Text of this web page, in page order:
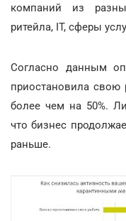
компаний из
ритейла, IT, сферы
Согласно данным
приостановила свою
более чем на 50%.
что бизнес
раньше.